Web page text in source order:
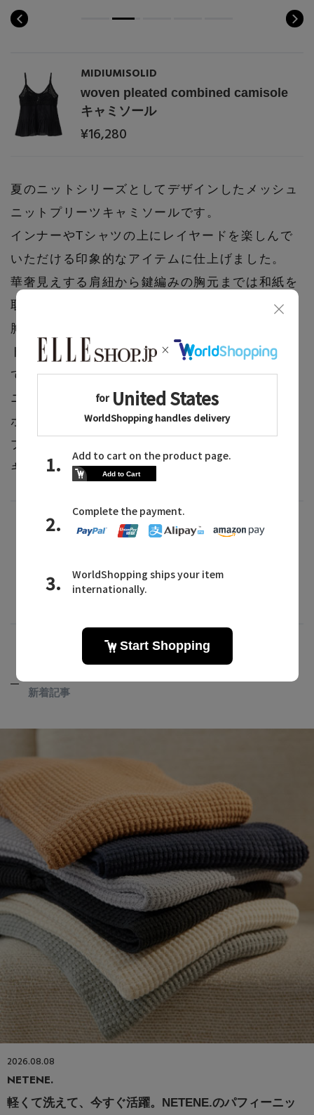
MIDIUMISOLID
woven pleated combined camisole
キャミソール
¥16,280
夏のニットシリーズとしてデザインしたメッシュ
ニットプリーツキャミソールです。
インナーやTシャツの上にレイヤードを楽しんで
いただける印象的なアイテムに仕上げました。
華奢見えする肩紐から鍵編みの胸元までは和紙を
取り入れたドライタッチな生地感に、
胸下のプリーツ生地はハリのある布帛プリーツを
ドッキングさせた女性らしいシルエットを表現し
ています。
ニット部分のバックは、背中が広く開いておりリ
ボン結びができる仕様。
プリーツが風にフンワリとなびくようなキレイな
キャミソールを演出します。
アイテム一覧はこちら
RECENT POST
新着記事
2026.08.08
NETENE.
軽くて洗えて、今すぐ活躍。NETENE.のパフィーニッ